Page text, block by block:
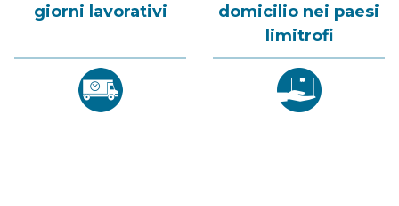
giorni lavorativi
domicilio nei paesi
limitrofi